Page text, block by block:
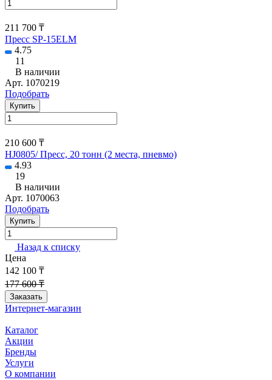
211 700 ₸
Пресс SP-15ELM
4.75
11
В наличии
Арт. 1070219
Подобрать
Купить
210 600 ₸
HJ0805/ Пресс, 20 тонн (2 места, пневмо)
4.93
19
В наличии
Арт. 1070063
Подобрать
Купить
Назад к списку
Цена
142 100 ₸
177 600 ₸
Заказать
Интернет-магазин
Каталог
Акции
Бренды
Услуги
О компании